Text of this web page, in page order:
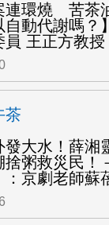
連環燒 苦茶
自動代謝嗎？
員 王正方教授
茶
發大水！薛
捨粥救災民！
：京劇老師蘇